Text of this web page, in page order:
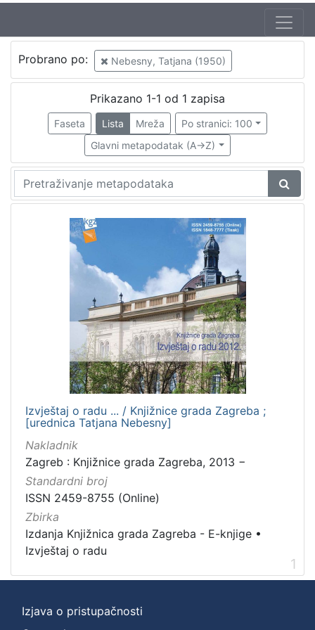
Autor
Nebesny, Tatjana (1950)
Zbirka
Izvještaj o radu
1
Izdanja Knjižnica grada Zagreba - E-knjige
Probrano po: Nebesny, Tatjana (1950)
Prikazano 1-1 od 1 zapisa
Faseta Lista Mreža
Po stranici: 100
Glavni metapodatak (A->Z)
Izvještaj o radu ... / Knjižnice grada Zagreba ;
[urednica Tatjana Nebesny]
Nakladnik
Zagreb : Knjižnice grada Zagreba, 2013 −
Standardni broj
ISSN 2459-8755 (Online)
Zbirka
Izdanja Knjižnica grada Zagreba - E-knjige •
Izvještaj o radu
1
Izjava o pristupačnosti